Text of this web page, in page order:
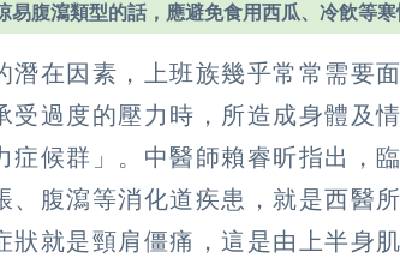
易腹瀉類型的話，應避免食用西瓜、冷飲等
潛在因素，上班族幾乎常常需要
受過度的壓力時，所造成身體及
症候群」。中醫師賴睿昕指出，
、腹瀉等消化道疾患，就是西醫
狀就是頸肩僵痛，這是由上半身